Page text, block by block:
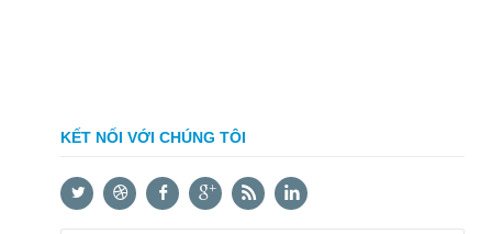
KẾT NỐI VỚI CHÚNG TÔI